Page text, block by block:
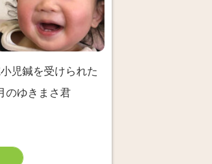
児鍼を受けられた
のゆきまさ君